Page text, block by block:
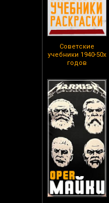
Советские
учебники 1940-50х
годов